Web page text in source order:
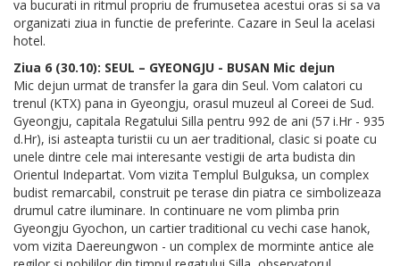
va bucurati in ritmul propriu de frumusetea acestui oras si sa va
organizati ziua in functie de preferinte. Cazare in Seul la acelasi
hotel.
Ziua 6 (30.10): SEUL – GYEONGJU - BUSAN Mic dejun
Mic dejun urmat de transfer la gara din Seul. Vom calatori cu
trenul (KTX) pana in Gyeongju, orasul muzeul al Coreei de Sud.
Gyeongju, capitala Regatului Silla pentru 992 de ani (57 i.Hr - 935
d.Hr), isi asteapta turistii cu un aer traditional, clasic si poate cu
unele dintre cele mai interesante vestigii de arta budista din
Orientul Indepartat. Vom vizita Templul Bulguksa, un complex
budist remarcabil, construit pe terase din piatra ce simbolizeaza
drumul catre iluminare. In continuare ne vom plimba prin
Gyeongju Gyochon, un cartier traditional cu vechi case hanok,
vom vizita Daereungwon - un complex de morminte antice ale